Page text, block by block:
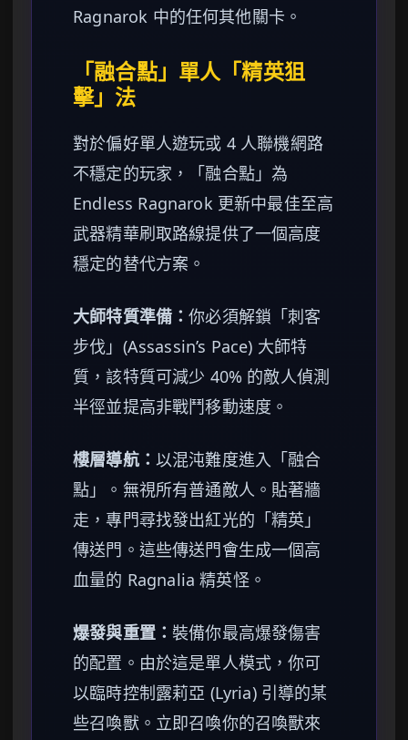
Ragnarok 中的任何其他關卡。
「融合點」單人「精英狙
擊」法
對於偏好單人遊玩或 4 人聯機網路
不穩定的玩家，「融合點」為
Endless Ragnarok 更新中最佳至高
武器精華刷取路線提供了一個高度
穩定的替代方案。
大師特質準備：你必須解鎖「刺客
步伐」(Assassin’s Pace) 大師特
質，該特質可減少 40% 的敵人偵測
半徑並提高非戰鬥移動速度。
樓層導航： 以混沌難度進入「融合
點」。無視所有普通敵人。貼著牆
走，專門尋找發出紅光的「精英」
傳送門。這些傳送門會生成一個高
血量的 Ragnalia 精英怪。
爆發與重置：裝備你最高爆發傷害
的配置。由於這是單人模式，你可
以臨時控制露莉亞 (Lyria) 引導的某
些召喚獸。立即召喚你的召喚獸來